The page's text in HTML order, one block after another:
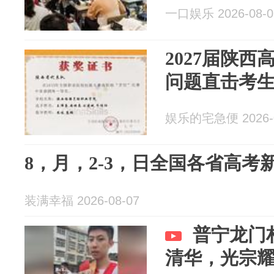
一口娱乐 2026-08-
2027届陕西
问题直击考
娱乐的宅急便
8，月，2‑3，日全国各省高考
装满幸福 2026-08-07
普宁龙门
清华，光宗